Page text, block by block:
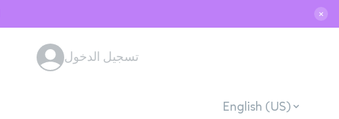
✕
تسجيل الدخول
English (US)